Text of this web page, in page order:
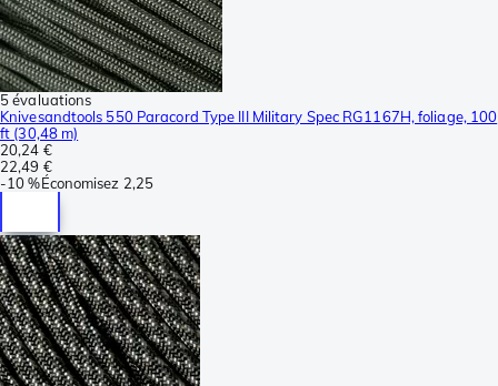
5 évaluations
Knivesandtools 550 Paracord Type III Military Spec RG1167H, foliage, 100
ft (30,48 m)
20,24 €
22,49 €
-10 %Économisez 2,25